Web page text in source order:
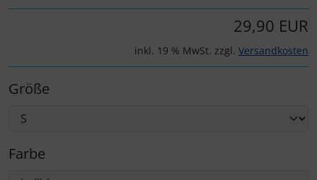
29,90 EUR
inkl. 19 % MwSt. zzgl. Versandkosten
Größe
Farbe
Sauerstoff, Gas und Feuer
Schläuche, Verbinder....
Schrauben, Muttern & Co.
Schutz und Pflege
Schutztaschen Interieur